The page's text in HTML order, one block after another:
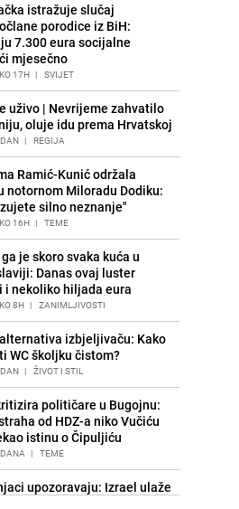
istražuje slučaj
porodice iz BiH:
7.300 eura socijalne
mjesečno
17H | SVIJET
uživo | Nevrijeme zahvatilo
oluje idu prema Hrvatskoj
| REGIJA
Ramić-Kunić održala
notornom Miloradu Dodiku:
silno neznanje"
16H | TEME
je skoro svaka kuća u
Danas ovaj luster
i nekoliko hiljada eura
8H | ZANIMLJIVOSTI
izbjeljivaču: Kako
WC školjku čistom?
| ŽIVOT I STIL
političare u Bugojnu:
od HDZ-a niko Vučiću
istinu o Čipuljiću
| TEME
upozoravaju: Izrael ulaže